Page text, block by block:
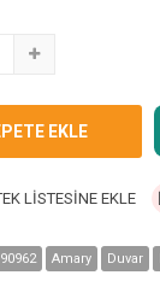
LISTESINE EKLE
Amary Duvar